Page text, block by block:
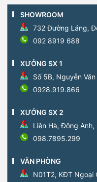
SHOWROOM
732 Đường Láng,
092 8919 688
XƯỞNG SX 1
Số 5B, Nguyễn
0928.919.866
XƯỞNG SX 2
Liên Hà, Đông Anh,
098.7895.299
VĂN PHÒNG
N01T2, KĐT Ngoại